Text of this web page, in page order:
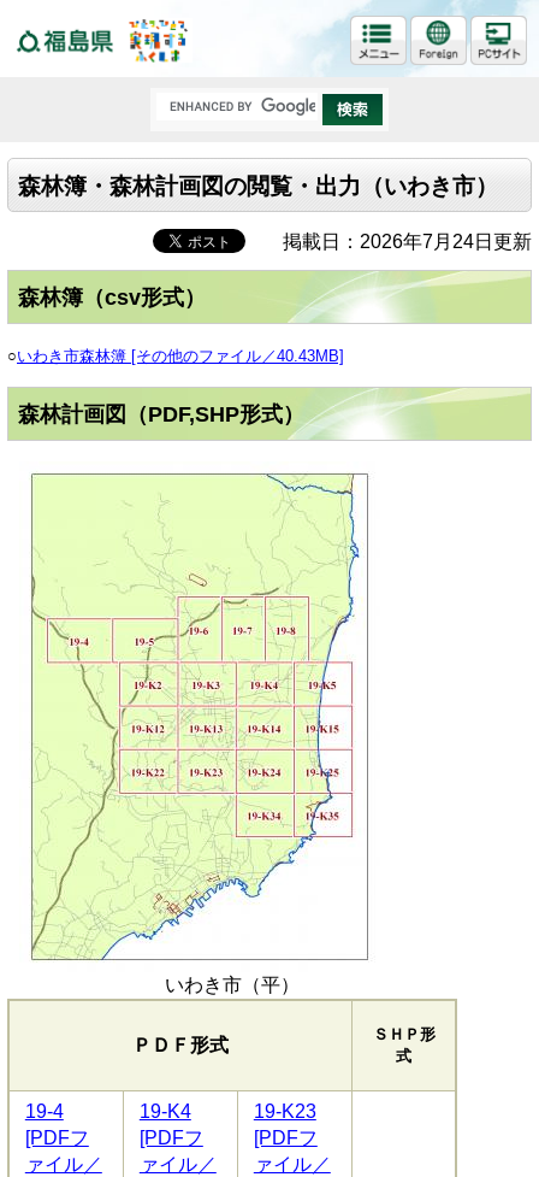
森林簿・森林計画図の閲覧・出力（いわき市）
掲載日：2026年7月24日更新
森林簿（csv形式）
○いわき市森林簿 [その他のファイル／40.43MB]
森林計画図（PDF,SHP形式）
いわき市（平）
ＰＤＦ形式
ＳＨＰ形
式
19-4
[PDFフ
ァイル／
19-K4
[PDFフ
ァイル／
19-K23
[PDFフ
ァイル／